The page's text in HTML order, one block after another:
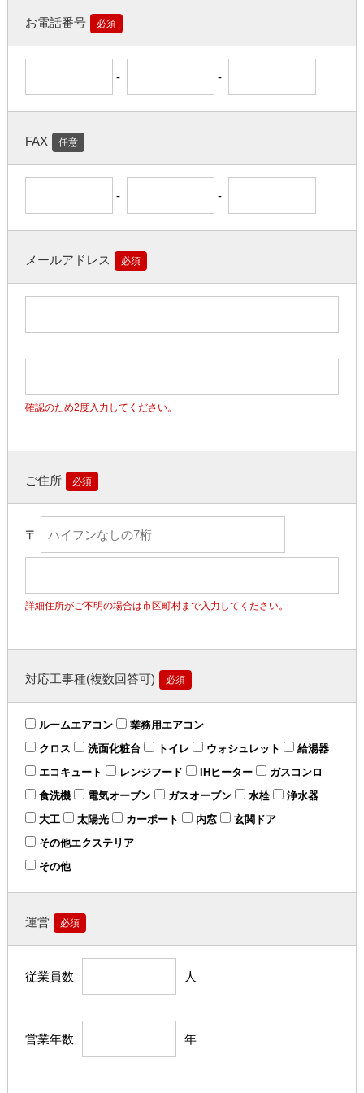
お電話番号 必須
- -
FAX 任意
- -
メールアドレス 必須
確認のため2度入力してください。
ご住所 必須
〒
詳細住所がご不明の場合は市区町村まで入力してください。
対応工事種(複数回答可) 必須
ルームエアコン
業務用エアコン
クロス
洗面化粧台 トイレ ウォシュレット
給湯器
エコキュート
レンジフード IHヒーター
ガスコンロ
食洗機
電気オーブン ガスオーブン 水栓
浄水器
大工
太陽光 カーポート 内窓
玄関ドア
その他エクステリア
その他
運営 必須
従業員数 人
営業年数 年